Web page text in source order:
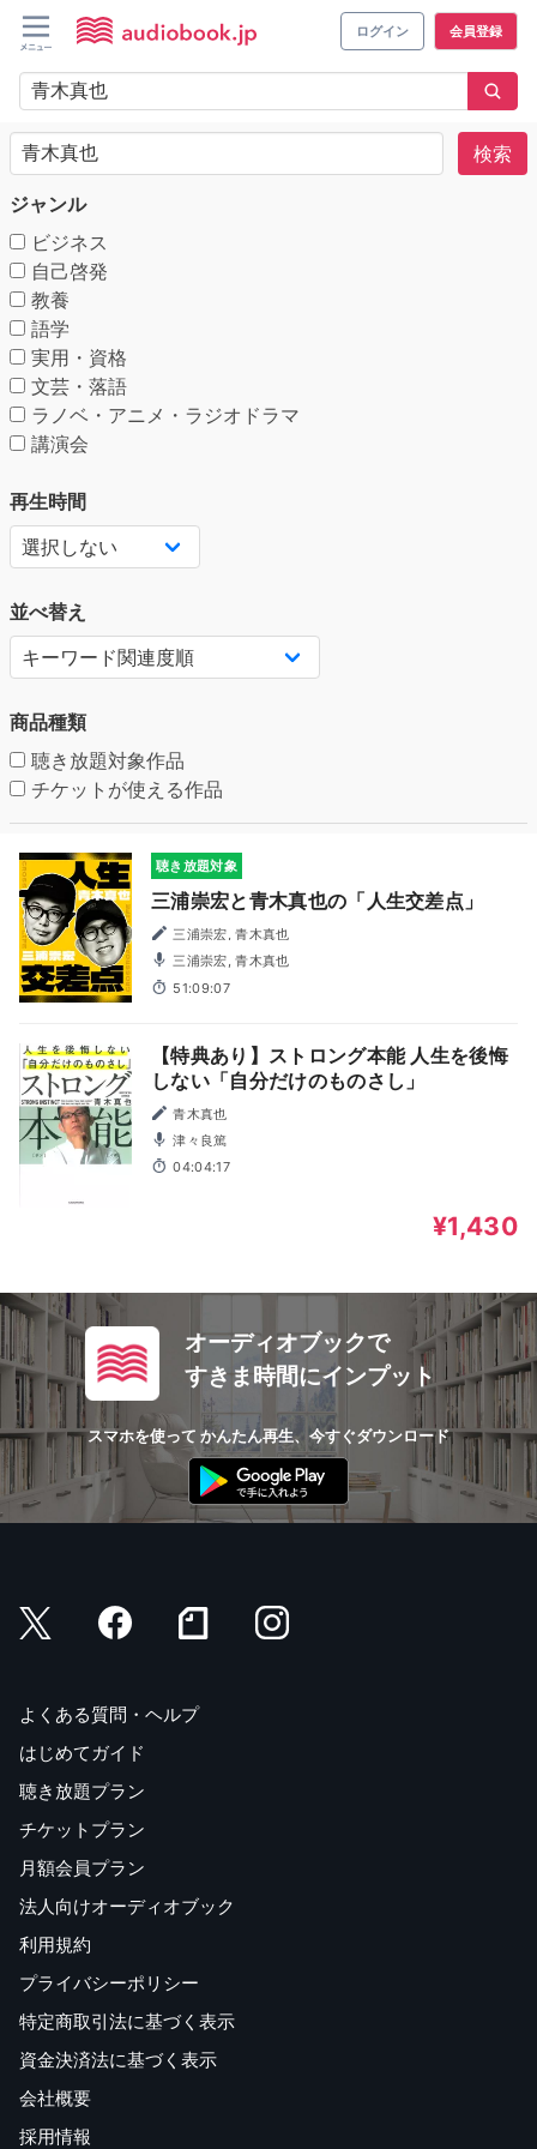
ログイン 会員登録
検索
ジャンル
ビジネス
自己啓発
教養
語学
実用・資格
文芸・落語
ラノベ・アニメ・ラジオドラマ
講演会
再生時間
並べ替え
商品種類
聴き放題対象作品
チケットが使える作品
聴き放題対象
三浦崇宏と青木真也の「人生交差点」
三浦崇宏, 青木真也
三浦崇宏, 青木真也
51:09:07
【特典あり】ストロング本能 人生を後悔
しない「自分だけのものさし」
青木真也
津々良篤
04:04:17
¥1,430
オーディオブックで
すきま時間にインプット
スマホを使って かんたん再生、今すぐダウンロード
よくある質問・ヘルプ
はじめてガイド
聴き放題プラン
チケットプラン
月額会員プラン
法人向けオーディオブック
利用規約
プライバシーポリシー
特定商取引法に基づく表示
資金決済法に基づく表示
会社概要
採用情報